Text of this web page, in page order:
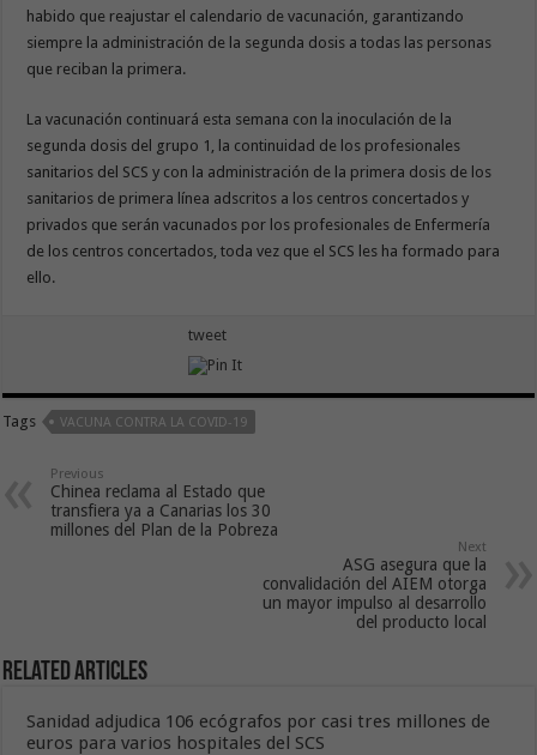
habido que reajustar el calendario de vacunación, garantizando
siempre la administración de la segunda dosis a todas las personas
que reciban la primera.
La vacunación continuará esta semana con la inoculación de la
segunda dosis del grupo 1, la continuidad de los profesionales
sanitarios del SCS y con la administración de la primera dosis de los
sanitarios de primera línea adscritos a los centros concertados y
privados que serán vacunados por los profesionales de Enfermería
de los centros concertados, toda vez que el SCS les ha formado para
ello.
tweet
Tags VACUNA CONTRA LA COVID-19
Previous
Chinea reclama al Estado que
transfiera ya a Canarias los 30
millones del Plan de la Pobreza
Next
ASG asegura que la
convalidación del AIEM otorga
un mayor impulso al desarrollo
del producto local
Related Articles
Sanidad adjudica 106 ecógrafos por casi tres millones de
euros para varios hospitales del SCS